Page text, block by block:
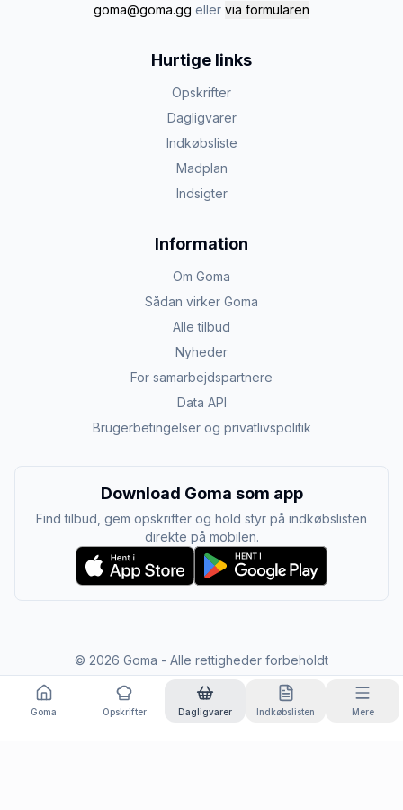
goma@goma.gg eller via formularen
Hurtige links
Opskrifter
Dagligvarer
Indkøbsliste
Madplan
Indsigter
Information
Om Goma
Sådan virker Goma
Alle tilbud
Nyheder
For samarbejdspartnere
Data API
Brugerbetingelser og privatlivspolitik
Download Goma som app
Find tilbud, gem opskrifter og hold styr på indkøbslisten
direkte på mobilen.
© 2026 Goma - Alle rettigheder forbeholdt
Goma Opskrifter Dagligvarer Indkøbslisten Mere